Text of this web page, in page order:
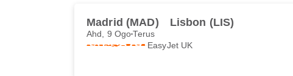
Madrid (MAD) Lisbon (LIS)
Ahd, 9 OgoTerus
EasyJet UK